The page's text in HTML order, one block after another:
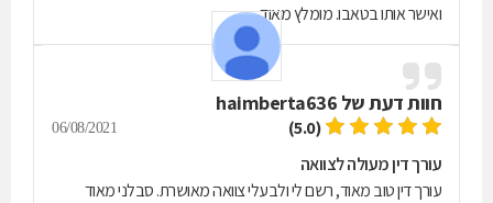
ואישר אותו בטאבו. מומלץ מאוד.
חוות דעת של haimberta636
(5.0)
06/08/2021
עורך דין מעולה לצוואה
עורך דין טוב מאוד, רשם לי ולבעלי צוואה מאושרת. סבלני מאוד